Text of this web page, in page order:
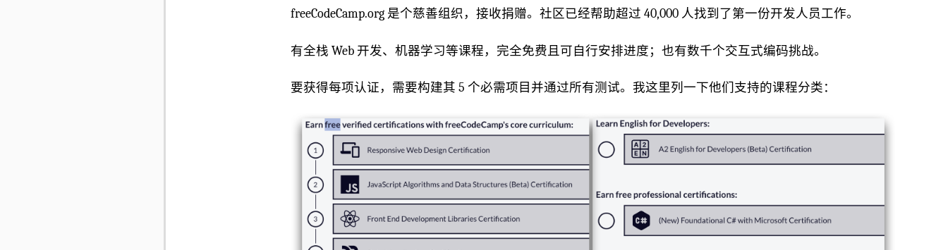
freeCodeCamp.org 是个慈善组织，接收捐赠。社区已经帮助超过 40,000 人找到了第一份开发人员工作。
有全栈 Web 开发、机器学习等课程，完全免费且可自行安排进度；也有数千个交互式编码挑战。
要获得每项认证，需要构建其 5 个必需项目并通过所有测试。我这里列一下他们支持的课程分类：